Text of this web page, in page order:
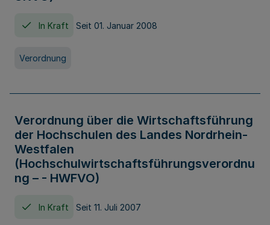
In Kraft Seit 01. Januar 2008
Verordnung
Verordnung über die Wirtschaftsführung
der Hochschulen des Landes Nordrhein-
Westfalen
(Hochschulwirtschaftsführungsverordnu
ng – - HWFVO)
In Kraft Seit 11. Juli 2007